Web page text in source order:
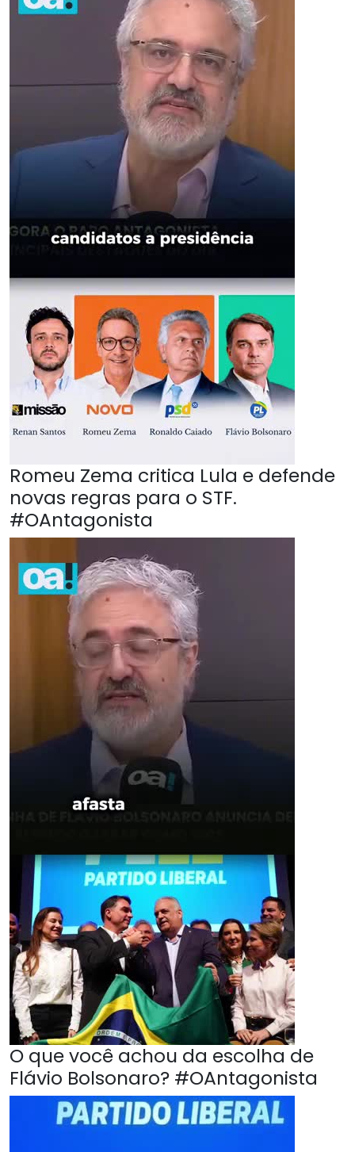
Romeu Zema critica Lula e defende
novas regras para o STF.
#OAntagonista
O que você achou da escolha de
Flávio Bolsonaro? #OAntagonista